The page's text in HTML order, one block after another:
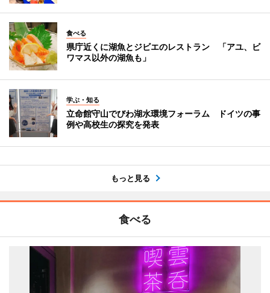
食べる
県庁近くに湖魚とジビエのレストラン 「アユ、ビ
ワマス以外の湖魚も」
学ぶ・知る
立命館守山でびわ湖水環境フォーラム ドイツの事
例や高校生の探究を発表
もっと見る
食べる